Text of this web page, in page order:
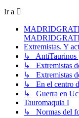
Ir a
Extremistas. Y
↳ AntiTaurinos
↳ Extremistas
↳ Extremistas
↳ En el centro
↳ Guerra en
Tauromaquia I
↳ Normas del